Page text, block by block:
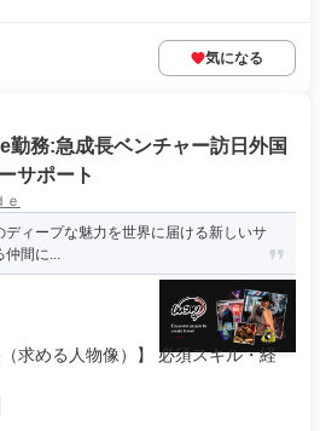
気になる
勤務:急成長ベンチャー訪日外国
サポート
ィープな魅力を世界に届ける新しいサ
仲間に...
求める人物像）】 必須スキル・経